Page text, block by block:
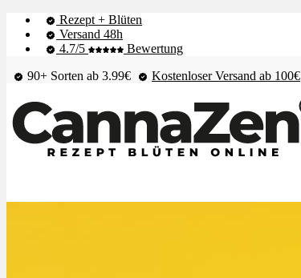
Rezept + Blüten
Versand 48h
4.7/5
Bewertung
90+ Sorten ab 3.99€
Kostenloser Versand ab 100€